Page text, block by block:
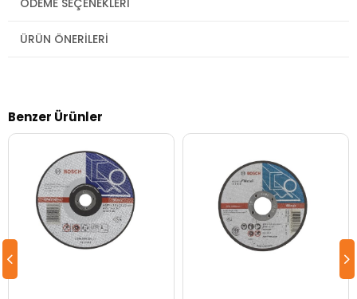
ÖDEME SEÇENEKLERI
ÜRÜN ÖNERILERI
Benzer Ürünler